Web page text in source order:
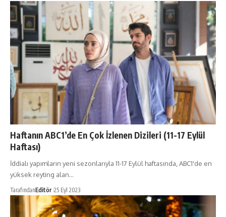
Haftanın ABC1’de En Çok İzlenen Dizileri (11-17 Eylül
Haftası)
İddialı yapımların yeni sezonlarıyla 11-17 Eylül haftasında, ABC1'de en
yüksek reyting alan…
TarafındanEditör 25 Eyl 2023